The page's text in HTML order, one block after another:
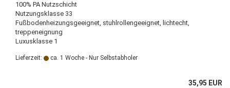
100% PA Nutzschicht
Nutzungsklasse 33
Fußbodenheizungsgeeignet, stuhlrollengeeignet, lichtecht,
treppeneignung
Luxusklasse 1
Lieferzeit: ca. 1 Woche - Nur Selbstabholer
35,95 EUR